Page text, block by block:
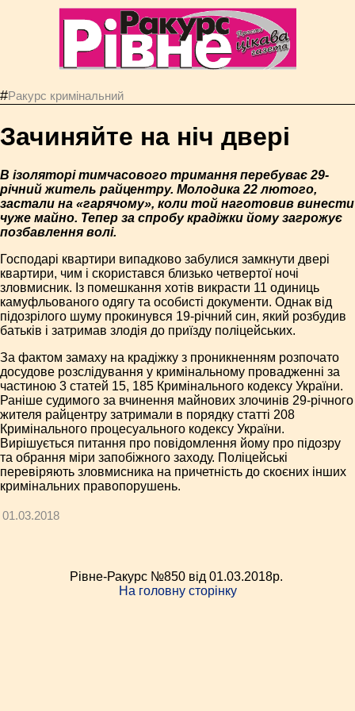
#Ракурс кримінальний
Зачиняйте на ніч двері
В ізоляторі тимчасового тримання перебуває 29-
річний житель райцентру. Молодика 22 лютого,
застали на «гарячому», коли той наготовив винести
чуже майно. Тепер за спробу крадіжки йому загрожує
позбавлення волі.
Господарі квартири випадково забулися замкнути двері
квартири, чим і скористався близько четвертої ночі
зловмисник. Із помешкання хотів викрасти 11 одиниць
камуфльованого одягу та особисті документи. Однак від
підозрілого шуму прокинувся 19-річний син, який розбудив
батьків і затримав злодія до приїзду поліцейських.
За фактом замаху на крадіжку з проникненням розпочато
досудове розслідування у кримінальному провадженні за
частиною 3 статей 15, 185 Кримінального кодексу України.
Раніше судимого за вчинення майнових злочинів 29-річного
жителя райцентру затримали в порядку статті 208
Кримінального процесуального кодексу України.
Вирішується питання про повідомлення йому про підозру
та обрання міри запобіжного заходу. Поліцейські
перевіряють зловмисника на причетність до скоєних інших
кримінальних правопорушень.
01.03.2018
Рівне-Ракурс №850 від 01.03.2018p.
На головну сторінку